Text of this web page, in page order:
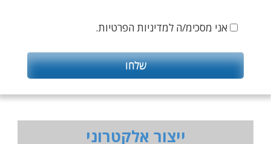
אני מסכימ/ה למדיניות הפרטיות.
ייצור אלקטרוני